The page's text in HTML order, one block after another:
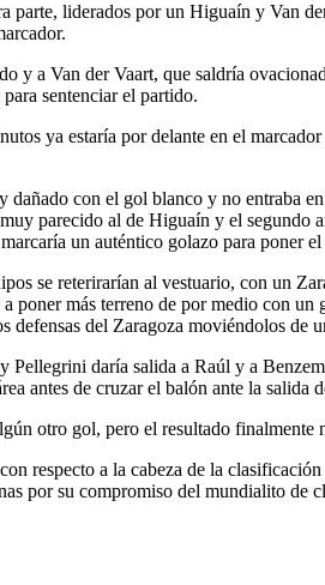
liderados por un Higuaín y Van
a Van der Vaart, que saldría
sentenciar el partido.
ya estaría por delante en el
dañado con el gol blanco y no entraba
parecido al de Higuaín y el segundo
un auténtico golazo para poner
se reterirarían al vestuario, con un
poner más terreno de por medio con
defensas del Zaragoza moviéndolos de
daría salida a Raúl y a
antes de cruzar el balón ante la salida
otro gol, pero el resultado finalmente
respecto a la cabeza de la
por su compromiso del mundialito de